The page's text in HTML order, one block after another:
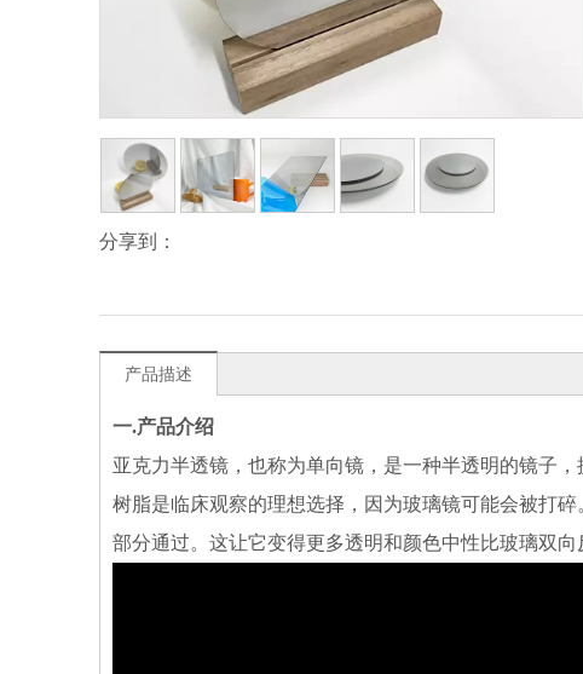
分享到：
产品描述
一.产品介绍
亚克力半透镜，也称为单向镜，是一种半透明的镜子
树脂是临床观察的理想选择，因为玻璃镜可能会被打
部分通过。这让它变得更多透明和颜色中性比玻璃双